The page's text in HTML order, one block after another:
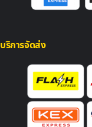
บริการจัดส่ง